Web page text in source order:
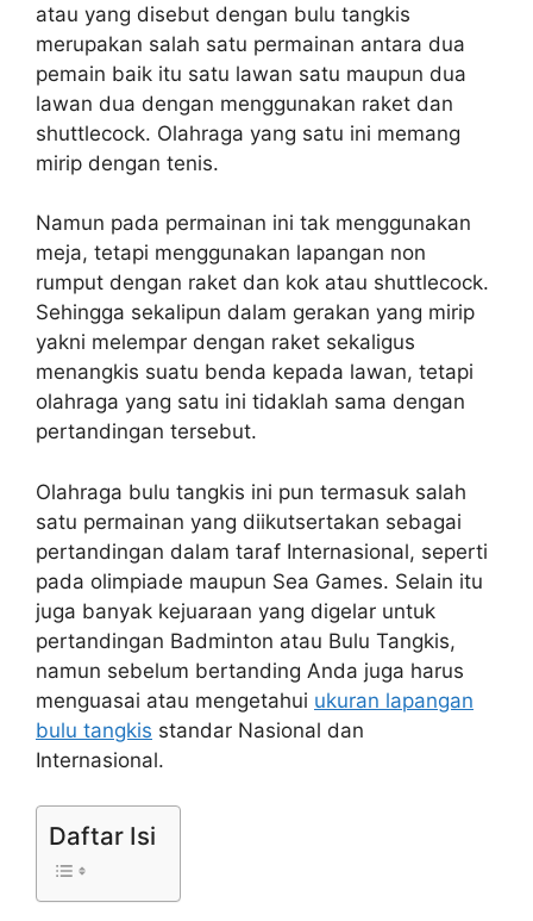
atau yang disebut dengan bulu tangkis
merupakan salah satu permainan antara dua
pemain baik itu satu lawan satu maupun dua
lawan dua dengan menggunakan raket dan
shuttlecock. Olahraga yang satu ini memang
mirip dengan tenis.
Namun pada permainan ini tak menggunakan
meja, tetapi menggunakan lapangan non
rumput dengan raket dan kok atau shuttlecock.
Sehingga sekalipun dalam gerakan yang mirip
yakni melempar dengan raket sekaligus
menangkis suatu benda kepada lawan, tetapi
olahraga yang satu ini tidaklah sama dengan
pertandingan tersebut.
Olahraga bulu tangkis ini pun termasuk salah
satu permainan yang diikutsertakan sebagai
pertandingan dalam taraf Internasional, seperti
pada olimpiade maupun Sea Games. Selain itu
juga banyak kejuaraan yang digelar untuk
pertandingan Badminton atau Bulu Tangkis,
namun sebelum bertanding Anda juga harus
menguasai atau mengetahui ukuran lapangan
bulu tangkis standar Nasional dan
Internasional.
Daftar Isi